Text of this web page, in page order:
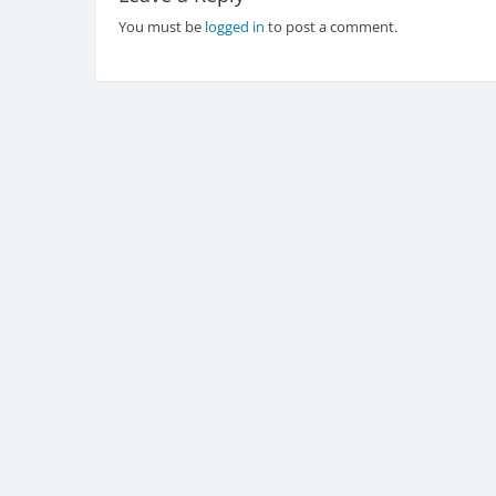
You must be logged in to post a comment.